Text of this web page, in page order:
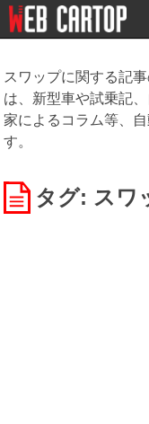
スワップに関する記
は、新型車や試乗記
家によるコラム等、
す。
タグ: スワ